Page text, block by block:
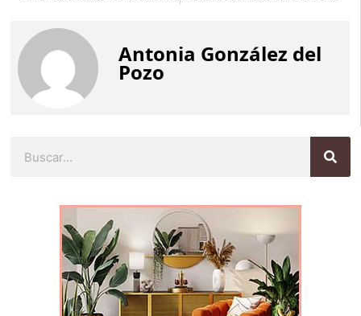
Antonia González del
Pozo